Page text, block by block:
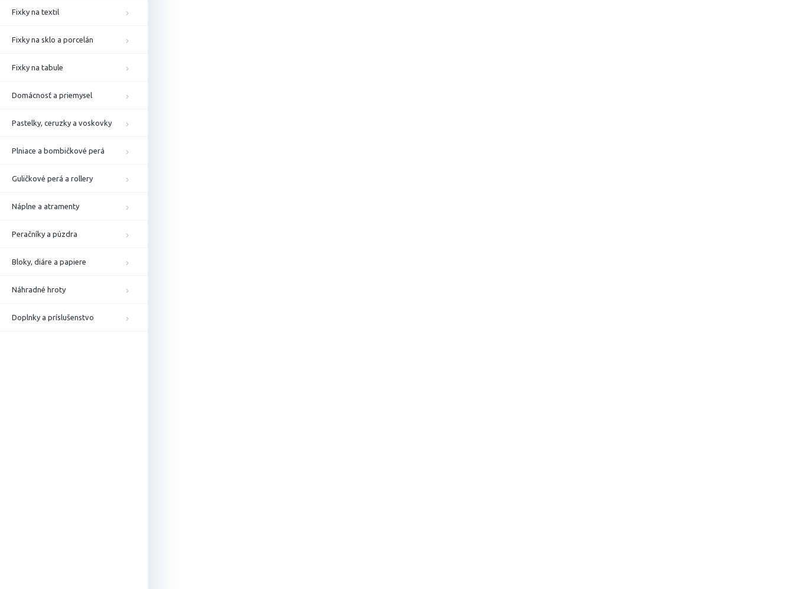
Fixky na textil
Fixky na sklo a porcelán
Fixky na tabule
Domácnosť a priemysel
Pastelky, ceruzky a voskovky
Plniace a bombičkové perá
Guličkové perá a rollery
Náplne a atramenty
Peračníky a púzdra
Bloky, diáre a papiere
Náhradné hroty
Doplnky a príslušenstvo